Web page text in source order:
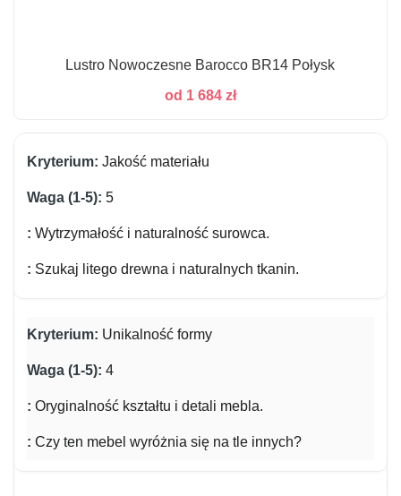
Lustro Nowoczesne Barocco BR14 Połysk
od 1 684 zł
Jakość materiału
5
Wytrzymałość i naturalność surowca.
Szukaj litego drewna i naturalnych tkanin.
Unikalność formy
4
Oryginalność kształtu i detali mebla.
Czy ten mebel wyróżnia się na tle innych?